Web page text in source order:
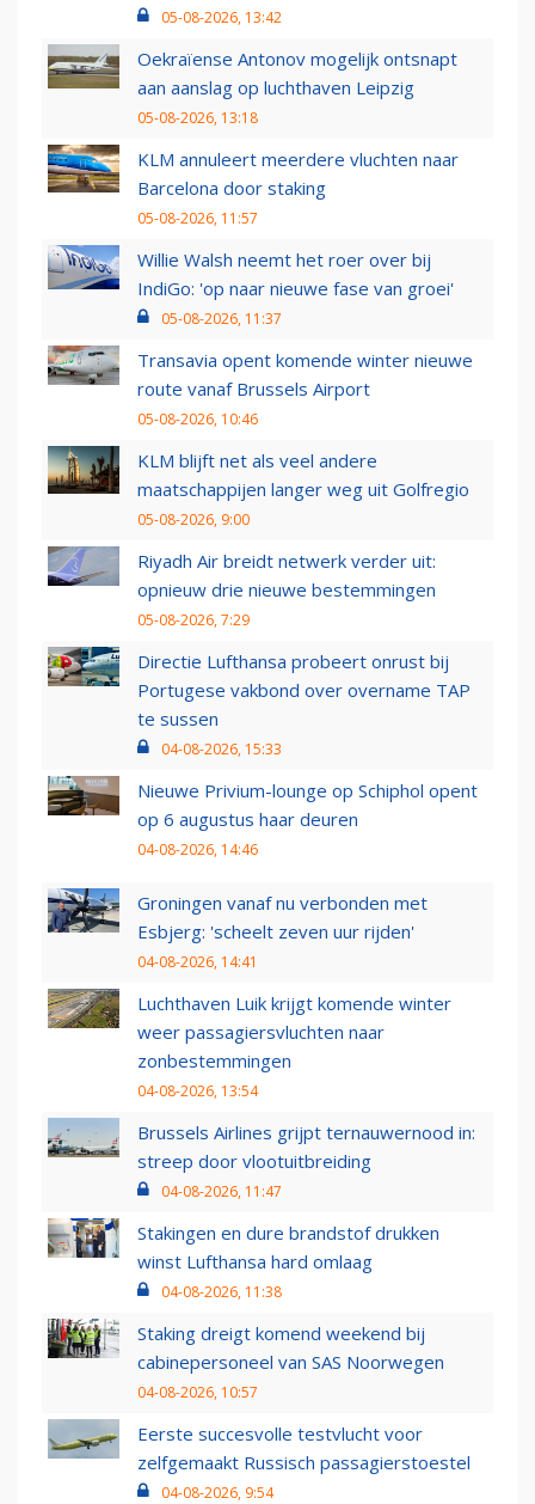
05-08-2026, 13:42
Oekraïense Antonov mogelijk ontsnapt
aan aanslag op luchthaven Leipzig
05-08-2026, 13:18
KLM annuleert meerdere vluchten naar
Barcelona door staking
05-08-2026, 11:57
Willie Walsh neemt het roer over bij
IndiGo: 'op naar nieuwe fase van groei'
05-08-2026, 11:37
Transavia opent komende winter nieuwe
route vanaf Brussels Airport
05-08-2026, 10:46
KLM blijft net als veel andere
maatschappijen langer weg uit Golfregio
05-08-2026, 9:00
Riyadh Air breidt netwerk verder uit:
opnieuw drie nieuwe bestemmingen
05-08-2026, 7:29
Directie Lufthansa probeert onrust bij
Portugese vakbond over overname TAP
te sussen
04-08-2026, 15:33
Nieuwe Privium-lounge op Schiphol opent
op 6 augustus haar deuren
04-08-2026, 14:46
Groningen vanaf nu verbonden met
Esbjerg: 'scheelt zeven uur rijden'
04-08-2026, 14:41
Luchthaven Luik krijgt komende winter
weer passagiersvluchten naar
zonbestemmingen
04-08-2026, 13:54
Brussels Airlines grijpt ternauwernood in:
streep door vlootuitbreiding
04-08-2026, 11:47
Stakingen en dure brandstof drukken
winst Lufthansa hard omlaag
04-08-2026, 11:38
Staking dreigt komend weekend bij
cabinepersoneel van SAS Noorwegen
04-08-2026, 10:57
Eerste succesvolle testvlucht voor
zelfgemaakt Russisch passagierstoestel
04-08-2026, 9:54